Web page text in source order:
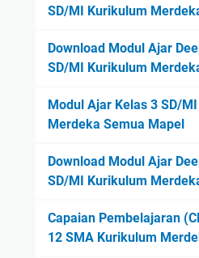
SD/MI Kurikulum
Download Modul Ajar
SD/MI Kurikulum
Modul Ajar Kelas 3 SD/
Merdeka Semua Mapel
Download Modul Ajar
SD/MI Kurikulum
Capaian Pembelajaran
12 SMA Kurikulum